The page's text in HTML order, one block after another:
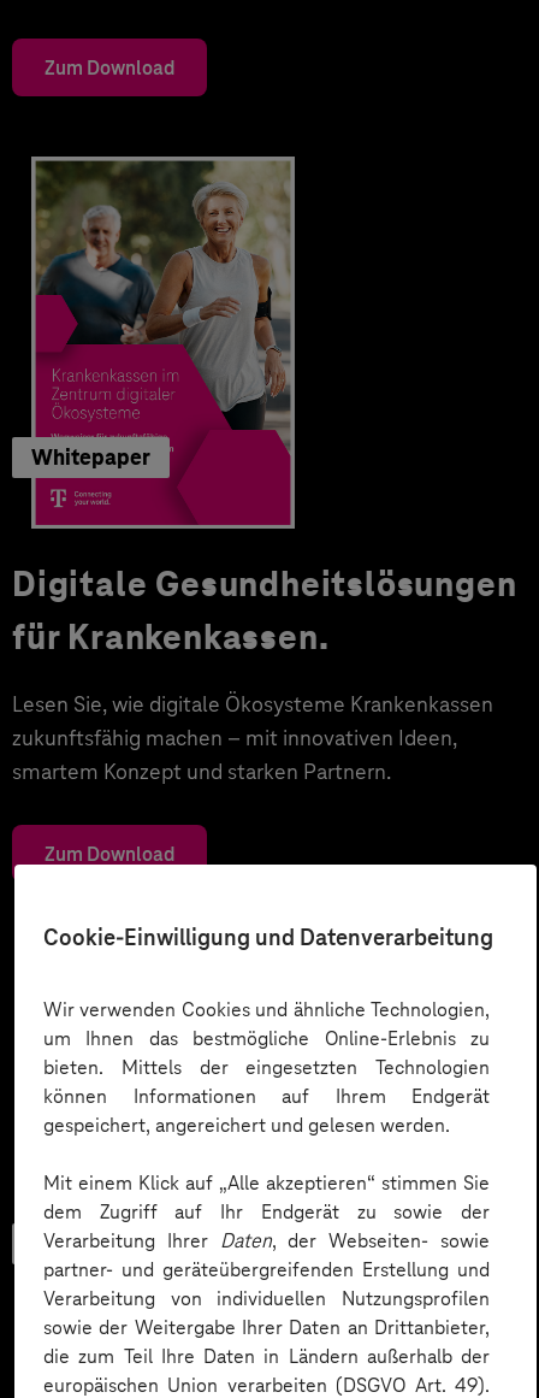
Cookie-Einwilligung und Datenverarbeitung
Wir verwenden Cookies und ähnliche Technologien,
um Ihnen das bestmögliche Online-Erlebnis zu
bieten. Mittels der eingesetzten Technologien
können Informationen auf Ihrem Endgerät
gespeichert, angereichert und gelesen werden.
Mit einem Klick auf „Alle akzeptieren“ stimmen Sie
dem Zugriff auf Ihr Endgerät zu sowie der
Verarbeitung Ihrer Daten, der Webseiten- sowie
partner- und geräteübergreifenden Erstellung und
Verarbeitung von individuellen Nutzungsprofilen
sowie der Weitergabe Ihrer Daten an Drittanbieter,
die zum Teil Ihre Daten in Ländern außerhalb der
europäischen Union verarbeiten (DSGVO Art. 49).
Zum Download
Whitepaper
Digitale Gesundheitslösungen
für Krankenkassen.
Lesen Sie, wie digitale Ökosysteme Krankenkassen
zukunftsfähig machen – mit innovativen Ideen,
smartem Konzept und starken Partnern.
Zum Download
Checkliste
Datenschutz in KI-Projekten